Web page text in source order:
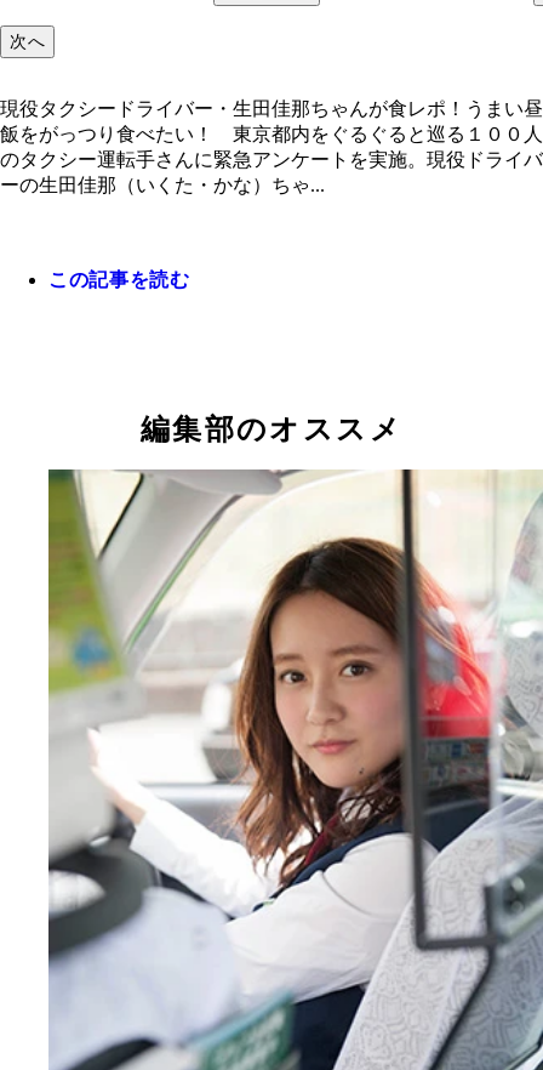
次へ
現役タクシードライバー・生田佳那ちゃんが食レポ！うまい昼
飯をがっつり食べたい！ 東京都内をぐるぐると巡る１００人
のタクシー運転手さんに緊急アンケートを実施。現役ドライバ
ーの生田佳那（いくた・かな）ちゃ...
この記事を読む
編集部のオススメ